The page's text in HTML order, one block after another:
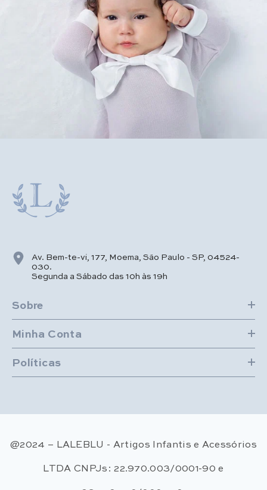
Av. Bem-te-vi, 177, Moema, São Paulo - SP, 04524-
030.
Segunda a Sábado das 10h às 19h
Sobre
Minha Conta
Políticas
@2024 – LALEBLU - Artigos Infantis e Acessórios
LTDA CNPJs: 22.970.003/0001-90 e